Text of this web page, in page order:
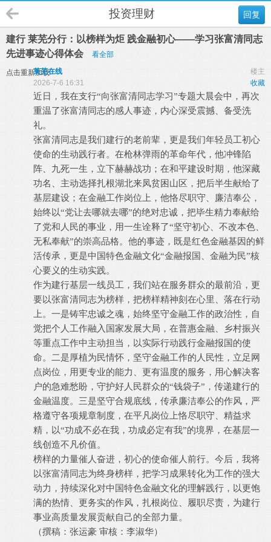
回复
投资理财
建行 莱芜分行：以榜样为炬 践金融初心——学习张富清同志
先进事迹心得体会
看全部
点击重新加载 楼主
莱芜在线
收藏
2026-7-6 16:31
近日， 我在支行“向张富清同志学习”专题大晨会中，再次
重温了张富清同志的感人事迹，内心深受震撼、备受洗
礼。
张富清同志是我们建行的老前辈，更是我们年轻员工初心
使命的生动践行者。在枪林弹雨的革命年代，他冲锋陷
阵、九死一生，立下赫赫战功；在和平建设时期，他深藏
功名、主动选择扎根湖北来凤贫困山区，把后半生献给了
基层建设；在金融工作岗位上，他恪尽职守、廉洁奉公，
始终以“党让去哪就去哪”的绝对忠诚，把毕生精力奉献给
了党和人民的事业，用一生诠释了“坚守初心、不改本色、
无私奉献”的崇高品格。他的事迹，既是红色金融基因的鲜
活传承，更是中国特色金融文化“金融报国、金融为民”核
心要义的生动实践。
作为建行基层一线员工，我们站在服务群众的最前沿，更
要以张富清同志为榜样，把榜样精神刻在心里、落在行动
上。一是铸牢忠诚之魂，始终坚守金融工作的政治性，自
觉把个人工作融入国家发展大局，在普惠金融、乡村振兴
等重点工作中主动担当，以实际行动践行金融报国的使
命。二是厚植为民情怀，坚守金融工作的人民性，立足网
点岗位，用更专业的能力、更有温度的服务，用心解决客
户的急难愁盼，守护好人民群众的“钱袋子”，传递建行的
金融温度。三是坚守合规底线，传承廉洁奉公的作风，严
格遵守各项规章制度，在平凡岗位上恪尽职守、精益求
精，以“功成不必在我，功成必定有我”的境界，在基层一
线创造不凡价值。
榜样的力量催人奋进，初心的使命催人前行。今后，我将
以张富清同志为终身榜样，把学习成果转化为工作的强大
动力，持续深化对中国特色金融文化的理解践行，以更饱
满的热情、更务实的作风，扎根岗位、履职尽责，为建行
事业高质量发展贡献自己的全部力量。
（撰稿：张运豪 审核：李淑华）